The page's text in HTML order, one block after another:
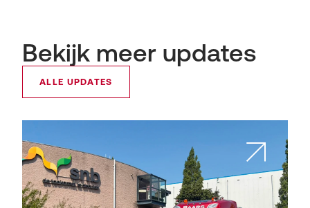
Bekijk meer updates
ALLE UPDATES